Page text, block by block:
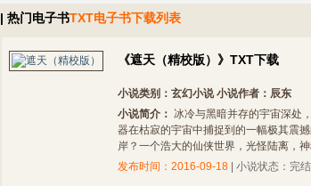
| 热门电子书TXT电子书下载列表
《遮天（精校版）》TXT下载
小说类别： 玄幻小说小说作者： 辰东
小说简介： 冰冷与黑暗并存的宇宙深处
器在枯寂的宇宙中捕捉到的一幅极其震
岸？一个浩大的仙侠世界，光怪陆离，神
发布时间：2016-09-18 | 小说状态：完